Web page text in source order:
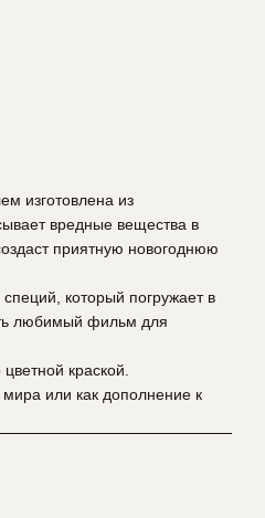
изготовлена ​​из
вредные вещества в
приятную новогоднюю
который погружает в
любимый фильм для
краской.
или как дополнение к